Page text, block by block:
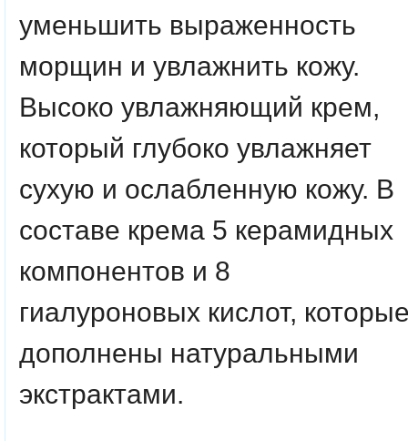
уменьшить выраженность
морщин и увлажнить кожу.
Высоко увлажняющий крем,
который глубоко увлажняет
сухую и ослабленную кожу. В
составе крема 5 керамидных
компонентов и 8
гиалуроновых кислот,
дополнены натуральными
экстрактами.